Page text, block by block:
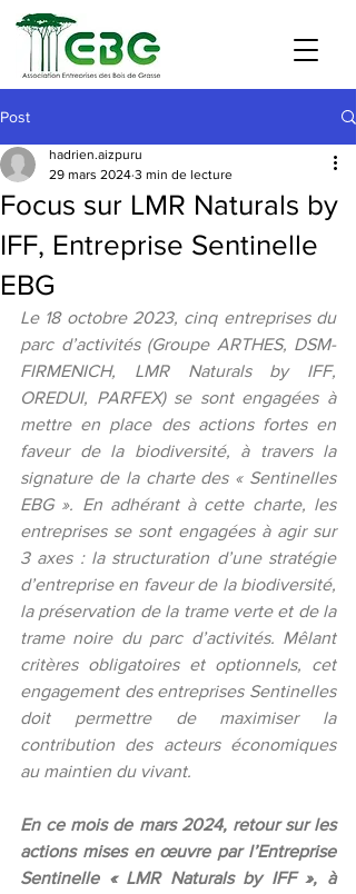
Post
Focus sur LMR Naturals by
IFF, Entreprise Sentinelle
EBG
hadrien.aizpuru
29 mars 2024 3 min de lecture
Le 18 octobre 2023, cinq entreprises du
parc d’activités (Groupe ARTHES, DSM-
FIRMENICH, LMR Naturals by IFF,
OREDUI, PARFEX) se sont engagées à
mettre en place des actions fortes en
faveur de la biodiversité, à travers la
signature de la charte des « Sentinelles
EBG ». En adhérant à cette charte, les
entreprises se sont engagées à agir sur
3 axes : la structuration d’une stratégie
d’entreprise en faveur de la biodiversité,
la préservation de la trame verte et de la
trame noire du parc d’activités. Mêlant
critères obligatoires et optionnels, cet
engagement des entreprises Sentinelles
doit permettre de maximiser la
contribution des acteurs économiques
au maintien du vivant.
En ce mois de mars 2024, retour sur les
actions mises en œuvre par l’Entreprise
Sentinelle « LMR Naturals by IFF », à